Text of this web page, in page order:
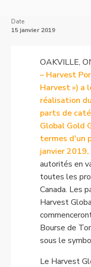
Date
15 janvier 2019
OAKVILLE,
– Harvest
Harvest ») a
réalisation
parts de
Global Gold
termes d'un
janvier 2019,
autorités en
toutes les
Canada. Les
Harvest
Bourse de
sous le
Le Harvest